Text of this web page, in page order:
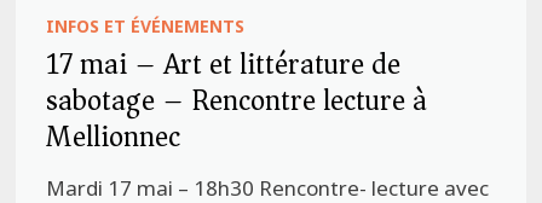
INFOS ET ÉVÉNEMENTS
17 mai – Art et littérature de
sabotage – Rencontre lecture à
Mellionnec
Mardi 17 mai – 18h30 Rencontre- lecture avec